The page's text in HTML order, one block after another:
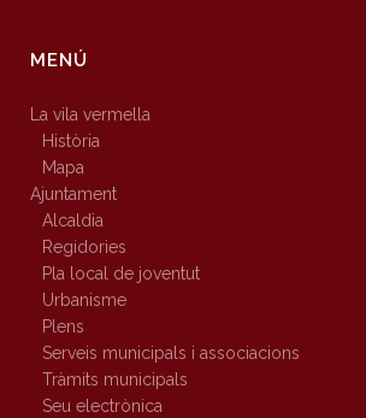
MENÚ
La vila vermella
Història
Mapa
Ajuntament
Alcaldia
Regidories
Pla local de joventut
Urbanisme
Plens
Serveis municipals i associacions
Tràmits municipals
Seu electrònica